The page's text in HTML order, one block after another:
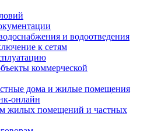
и водоотведения
к сетям
коммерческой
дома и жилые помещения
онлайн
жилых помещений и частных